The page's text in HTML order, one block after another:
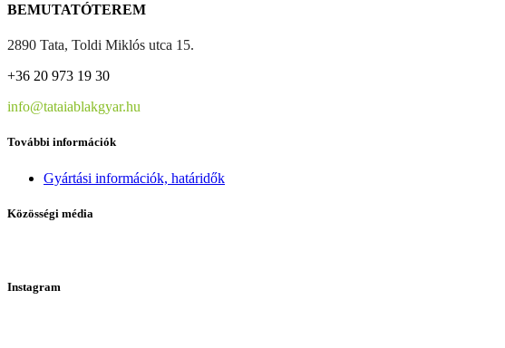
BEMUTATÓTEREM
2890 Tata, Toldi Miklós utca 15.
+36 20 973 19 30
info@tataiablakgyar.hu
További információk
Gyártási információk, határidők
Közösségi média
Instagram